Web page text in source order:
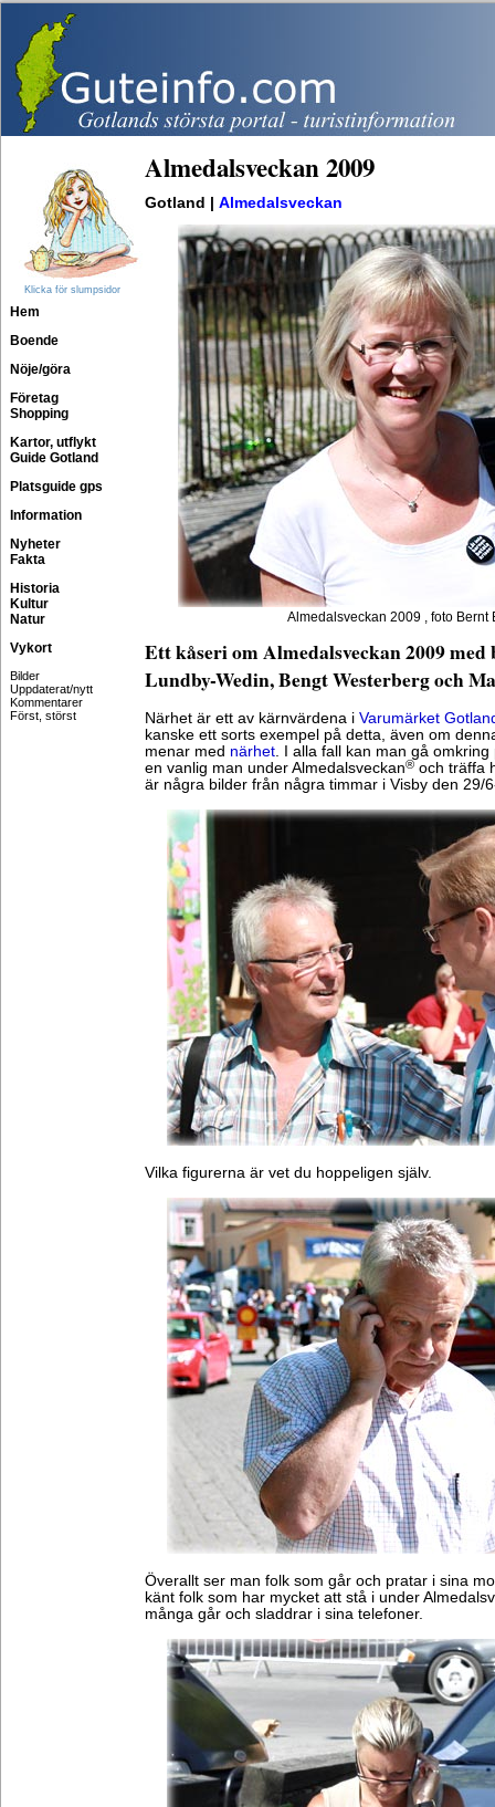
Klicka för slumpsidor
Hem
Boende
Nöje/göra
Företag
Shopping
Kartor, utflykt
Guide Gotland
Platsguide gps
Information
Nyheter
Fakta
Historia
Kultur
Natur
Vykort
Bilder
Uppdaterat/nytt
Kommentarer
Först, störst
Almedalsveckan 2009
Gotland | Almedalsveckan
Almedalsveckan 2009 , foto Bernt
Ett kåseri om Almedalsveckan 2009
Lundby-Wedin, Bengt Westerberg och
Närhet är ett av kärnvärdena i Varumärket
kanske ett sorts exempel på detta, även om
menar med närhet. I alla fall kan man gå
en vanlig man under Almedalsveckan® och träffa
är några bilder från några timmar i Visby den 29/
Vilka figurerna är vet du hoppeligen själv.
Överallt ser man folk som går och pratar i sina
känt folk som har mycket att stå i under
många går och sladdrar i sina telefoner.